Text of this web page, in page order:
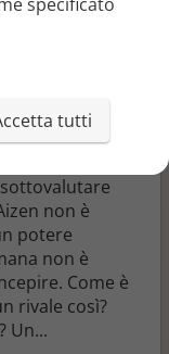
INFERNO
contro
non è
potere
non è
Come è
rivale così?
Un...
tutti